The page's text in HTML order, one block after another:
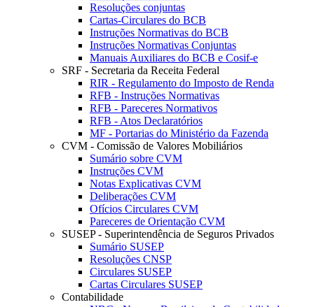
Resoluções conjuntas
Cartas-Circulares do BCB
Instruções Normativas do BCB
Instruções Normativas Conjuntas
Manuais Auxiliares do BCB e Cosif-e
SRF - Secretaria da Receita Federal
RIR - Regulamento do Imposto de Renda
RFB - Instruções Normativas
RFB - Pareceres Normativos
RFB - Atos Declaratórios
MF - Portarias do Ministério da Fazenda
CVM - Comissão de Valores Mobiliários
Sumário sobre CVM
Instruções CVM
Notas Explicativas CVM
Deliberações CVM
Ofícios Circulares CVM
Pareceres de Orientação CVM
SUSEP - Superintendência de Seguros Privados
Sumário SUSEP
Resoluções CNSP
Circulares SUSEP
Cartas Circulares SUSEP
Contabilidade